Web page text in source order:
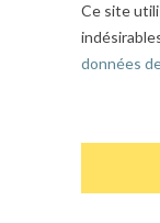
Ce site
données